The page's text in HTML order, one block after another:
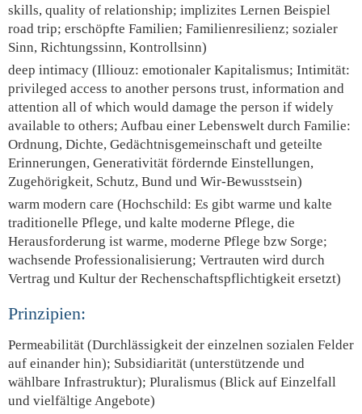
skills, quality of relationship; implizites Lernen Beispiel
road trip; erschöpfte Familien; Familienresilienz; sozialer
Sinn, Richtungssinn, Kontrollsinn)
deep intimacy (Illiouz: emotionaler Kapitalismus; Intimität:
privileged access to another persons trust, information and
attention all of which would damage the person if widely
available to others; Aufbau einer Lebenswelt durch Familie:
Ordnung, Dichte, Gedächtnisgemeinschaft und geteilte
Erinnerungen, Generativität fördernde Einstellungen,
Zugehörigkeit, Schutz, Bund und Wir-Bewusstsein)
warm modern care (Hochschild: Es gibt warme und kalte
traditionelle Pflege, und kalte moderne Pflege, die
Herausforderung ist warme, moderne Pflege bzw Sorge;
wachsende Professionalisierung; Vertrauten wird durch
Vertrag und Kultur der Rechenschaftspflichtigkeit ersetzt)
Prinzipien:
Permeabilität (Durchlässigkeit der einzelnen sozialen Felder
auf einander hin); Subsidiarität (unterstützende und
wählbare Infrastruktur); Pluralismus (Blick auf Einzelfall
und vielfältige Angebote)